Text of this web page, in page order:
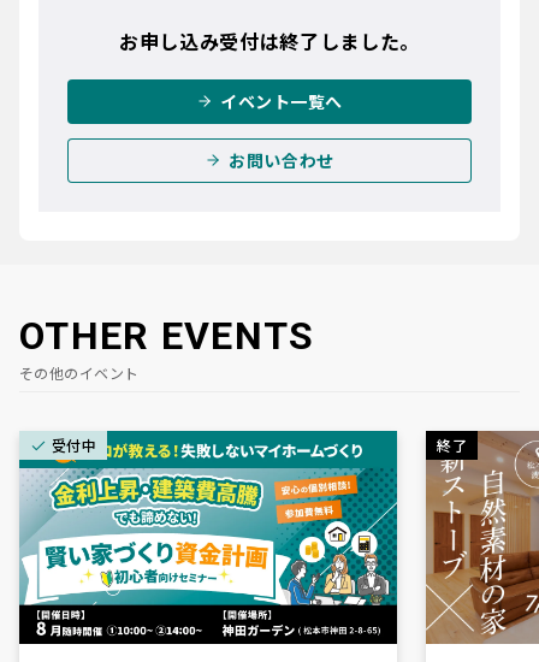
お申し込み受付は終了しました。
イベント一覧へ
お問い合わせ
OTHER EVENTS
その他のイベント
受付中 終了